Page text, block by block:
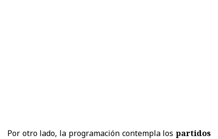
Por otro lado, la programación contempla los partidos